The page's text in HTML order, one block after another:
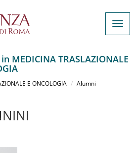
MEDICINA TRASLAZIONALE
E ONCOLOGIA
Alumni